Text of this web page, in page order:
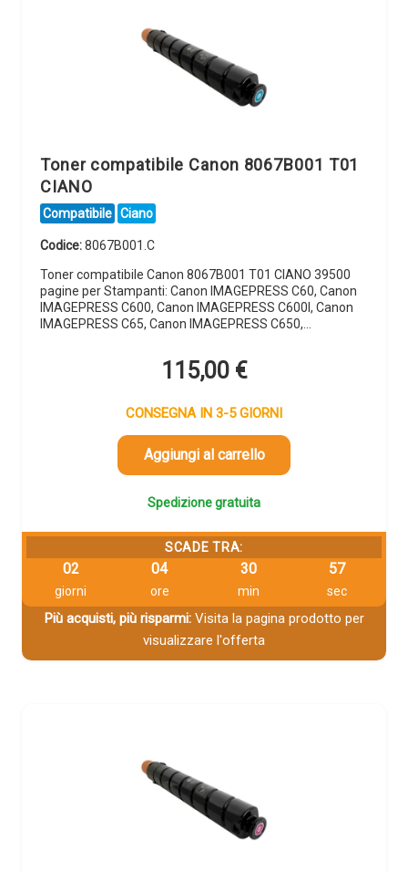
Toner compatibile Canon 8067B001 T01
CIANO
Compatibile Ciano
Codice:8067B001.C
Toner compatibile Canon 8067B001 T01 CIANO 39500
pagine per Stampanti: Canon IMAGEPRESS C60, Canon
IMAGEPRESS C600, Canon IMAGEPRESS C600I, Canon
IMAGEPRESS C65, Canon IMAGEPRESS C650,…
115,00 €
CONSEGNA IN 3-5 GIORNI
Aggiungi al carrello
Spedizione gratuita
SCADE TRA:
02
giorni
04
ore
30
min
56
sec
Più acquisti, più risparmi:Visita la pagina prodotto per
visualizzare l'offerta